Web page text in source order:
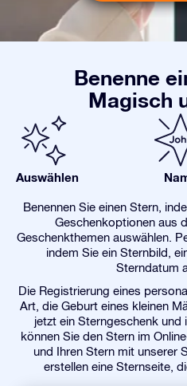
Benenne
Magisch
Auswählen
Benennen Sie einen Stern,
Geschenkoptionen aus
Geschenkthemen auswählen.
indem Sie ein Sternbild,
Sterndatum
Die Registrierung eines
Art, die Geburt eines kleinen
jetzt ein Sterngeschenk und
können Sie den Stern im
und Ihren Stern mit unserer
erstellen eine Sternseite,